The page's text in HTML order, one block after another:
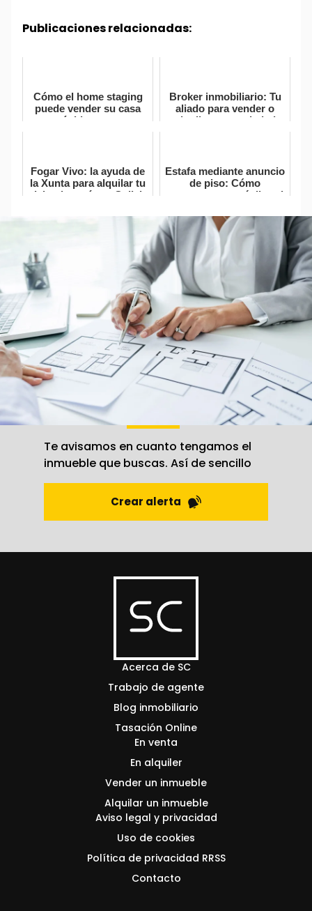
Publicaciones relacionadas:
Cómo el home staging
puede vender su casa
rápidamente
Broker inmobiliario: Tu
aliado para vender o
alquilar tu propiedad
Fogar Vivo: la ayuda de
la Xunta para alquilar tu
vivienda vacía en Galicia
Estafa mediante anuncio
de piso: Cómo
protegerse y qué dice el
Crea una
Te avisamos en cuanto tengamos el
inmueble que buscas. Así de sencillo
Crear alerta
Acerca de SC
Trabajo de agente
Blog inmobiliario
Tasación Online
En venta
En alquiler
Vender un inmueble
Alquilar un inmueble
Aviso legal y privacidad
Uso de cookies
Política de privacidad RRSS
Contacto